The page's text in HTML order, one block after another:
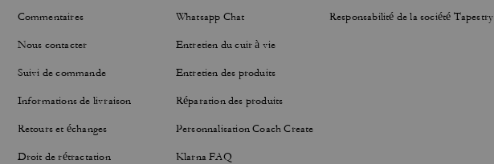
Commentaires
Nous contacter
Suivi de commande
Informations de livraison
Retours et échanges
Droit de rétractation
Whatsapp Chat
Entretien du cuir à vie
Entretien des produits
Réparation des produits
Personnalisation Coach Create
Klarna FAQ
Responsabilité de la société Tapestry